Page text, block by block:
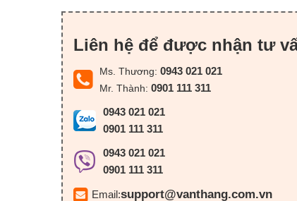
Liên hệ để được nhận tư
Ms. Thương: 0943 021 021
Mr. Thành: 0901 111 311
0943 021 021
0901 111 311
0943 021 021
0901 111 311
Email:support@vanthang.com.vn